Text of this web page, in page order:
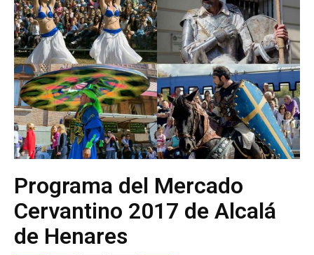
Programa del Mercado
Cervantino 2017 de Alcalá
de Henares